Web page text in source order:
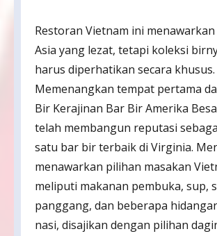
Restoran Vietnam ini
Asia yang lezat, tetapi koleksi
harus diperhatikan secara khusus.
Memenangkan tempat pertama
Bir Kerajinan Bar Bir Amerika
telah membangun reputasi
satu bar bir terbaik di Virginia.
menawarkan pilihan masakan
meliputi makanan pembuka, sup,
panggang, dan beberapa
nasi, disajikan dengan pilihan